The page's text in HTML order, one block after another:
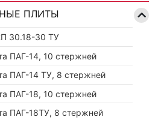
ПЛИТЫ
30.18-30 ТУ
ПАГ-14, 10 стержней
ПАГ-14 ТУ, 8 стержней
ПАГ-18, 10 стержней
ПАГ-18ТУ, 8 стержней